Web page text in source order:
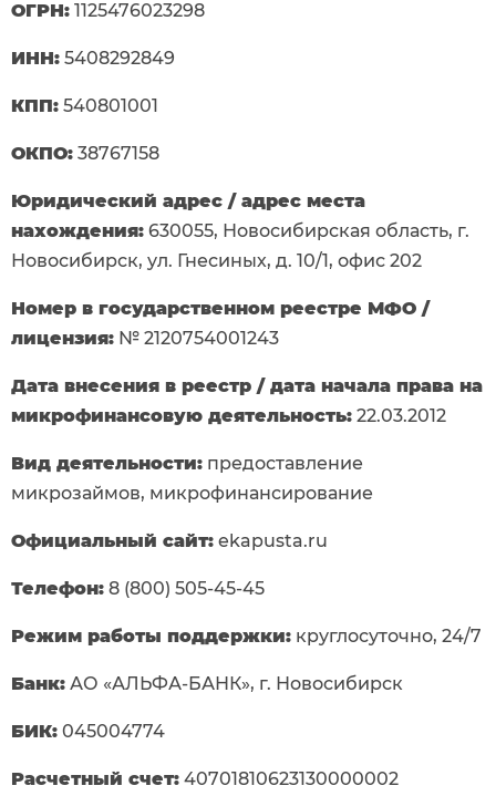
ОГРН: 1125476023298
ИНН: 5408292849
КПП: 540801001
ОКПО: 38767158
Юридический адрес / адрес места
нахождения: 630055, Новосибирская область, г.
Новосибирск, ул. Гнесиных, д. 10/1, офис 202
Номер в государственном реестре МФО /
лицензия: № 2120754001243
Дата внесения в реестр / дата начала права на
микрофинансовую деятельность: 22.03.2012
Вид деятельности: предоставление
микрозаймов, микрофинансирование
Официальный сайт: ekapusta.ru
Телефон: 8 (800) 505-45-45
Режим работы поддержки: круглосуточно, 24/7
Банк: АО «АЛЬФА-БАНК», г. Новосибирск
БИК: 045004774
Расчетный счет: 40701810623130000002